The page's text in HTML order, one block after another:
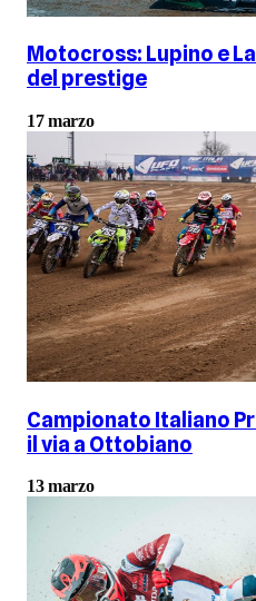
Motocross: Lupino e
del prestige
17 marzo
Campionato Italiano
il via a Ottobiano
13 marzo